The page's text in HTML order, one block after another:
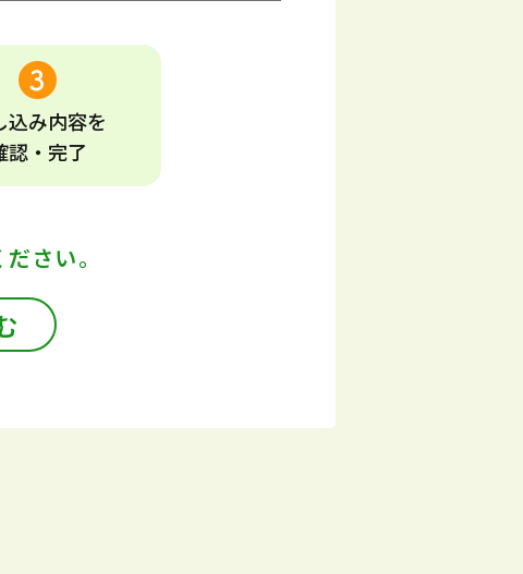
込み内容を
認・完了
さい。